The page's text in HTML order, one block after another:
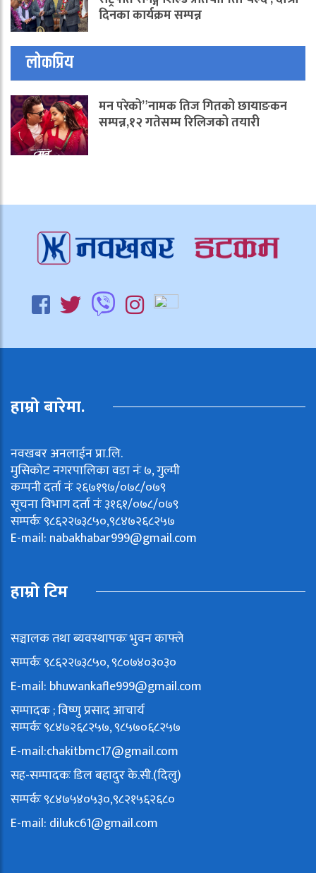
दिनका कार्यक्रम सम्पन्न
लोकप्रिय
मन परेको”नामक तिज गितको छायाङकन
सम्पन्न,१२ गतेसम्म रिलिजको तयारी
हाम्रो बारेमा.
नवखबर अनलाईन प्रा.लि.
मुसिकोट नगरपालिका वडा नंः ७, गुल्मी
कम्पनी दर्ता नंः २६७१९७/०७८/०७९
सूचना विभाग दर्ता नंः ३१६१/०७८/०७९
सम्पर्कः ९८६२२७३८५०,९८४७२६८२५७
E-mail: nabakhabar999@gmail.com
हाम्रो टिम
सञ्चालक तथा ब्यवस्थापकः भुवन काफ्ले
सम्पर्कः ९८६२२७३८५०, ९८०७४०३०३०
E-mail: bhuwankafle999@gmail.com
सम्पादक ; विष्णु प्रसाद आचार्य
सम्पर्कः ९८४७२६८२५७, ९८५७०६८२५७
E-mail:chakitbmc17@gmail.com
सह-सम्पादकः डिल बहादुर के.सी.(दिलु)
सम्पर्कः ९८४७५४०५३०,९८२१५६२६८०
E-mail: dilukc61@gmail.com